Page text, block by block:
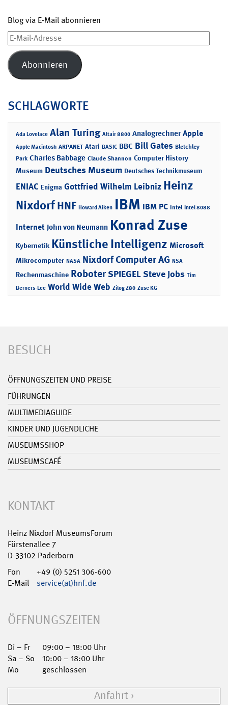
Blog via E-Mail abonnieren
E-
Mail-
Adresse
Abonnieren
SCHLAGWORTE
Ada Lovelace Alan Turing Altair 8800 Analogrechner Apple
Apple Macintosh ARPANET Atari BASIC BBC Bill Gates Bletchley
Park Charles Babbage Claude Shannon Computer History
Museum Deutsches Museum Deutsches Technikmuseum
ENIAC Enigma Gottfried Wilhelm Leibniz Heinz
NixdorfHNF Howard Aiken IBM IBM PC Intel Intel 8088
Internet John von Neumann Konrad Zuse
Kybernetik Künstliche Intelligenz Microsoft
Mikrocomputer NASA Nixdorf Computer AG NSA
Rechenmaschine RoboterSPIEGELSteve Jobs Tim
Berners-Lee World Wide Web Zilog Z80 Zuse KG
BESUCH
ÖFFNUNGSZEITEN UND PREISE
FÜHRUNGEN
MULTIMEDIAGUIDE
KINDER UND JUGENDLICHE
MUSEUMSSHOP
MUSEUMSCAFÉ
KONTAKT
Heinz Nixdorf MuseumsForum
Fürstenallee 7
D-33102 Paderborn
Fon
+49 (0) 5251 306-600
E-Mail
service(at)hnf.de
ÖFFNUNGSZEITEN
Di – Fr
09:00 – 18:00 Uhr
Sa – So
10:00 – 18:00 Uhr
Mo
geschlossen
Anfahrt